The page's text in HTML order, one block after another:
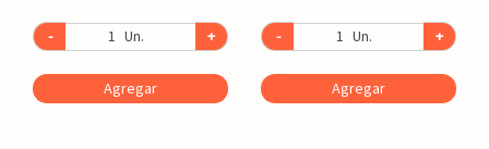
- Un. +
Agregar
- Un. +
Agregar